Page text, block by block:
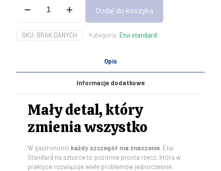
Etui
na
sztućce
Dodaj do koszyka
SKU: BRAK DANYCH Kategoria: Etui standard
Opis
Informacje dodatkowe
Mały detal, który
zmienia wszystko
W gastronomii każdy szczegół ma znaczenie. Etui
Standard na sztućce to pozornie prosta rzecz, która w
praktyce rozwiązuje wiele problemów jednocześnie.